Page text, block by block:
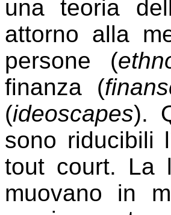
una teoria
attorno alla
persone (
finanza (
(ideoscapes).
sono riducibili
tout court. La
muovano in